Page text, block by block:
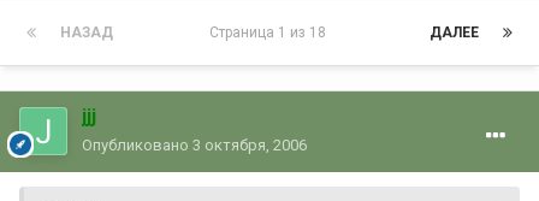
НАЗАД ДАЛЕЕ
Страница 1 из 18
jjj
Опубликовано 3 октября, 2006